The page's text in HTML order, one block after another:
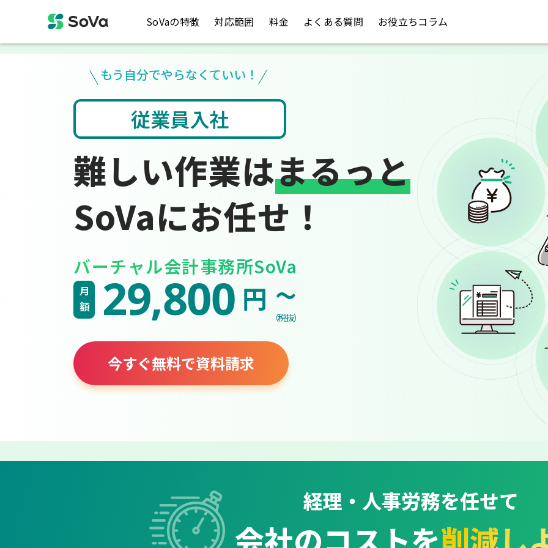
SoVaの特徴 対応範囲 料金 よくある質問 お役立ちコラム
もう自分でやらなくていい！
税金のお悩み 請求書や領収書
難しい作業はまるっと
SoVaにお任せ！
バーチャル会計事務所SoVa
月額 29,800 円 ~
（税抜）
今すぐ無料で資料請求
経理・人事労務を任せて
会社のコストを削減し